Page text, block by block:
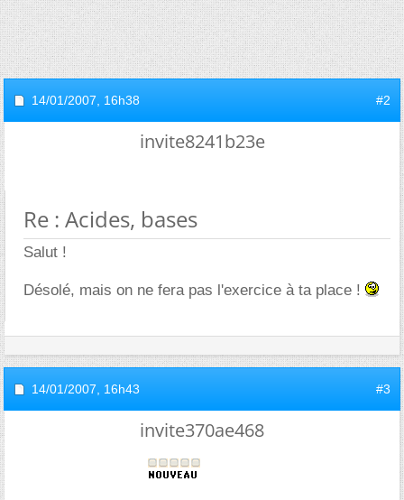
14/01/2007, 16h38 #2
invite8241b23e
Re : Acides, bases
Salut !
Désolé, mais on ne fera pas l'exercice à ta place !
14/01/2007, 16h43 #3
invite370ae468